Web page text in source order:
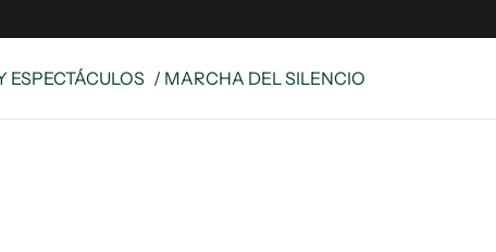
ESPECTÁCULOS / MARCHA DEL SILENCIO